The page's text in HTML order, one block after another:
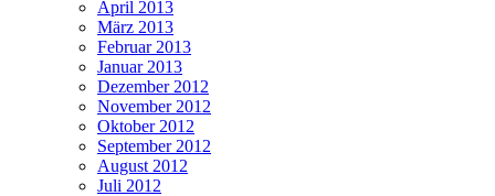
April 2013
März 2013
Februar 2013
Januar 2013
Dezember 2012
November 2012
Oktober 2012
September 2012
August 2012
Juli 2012